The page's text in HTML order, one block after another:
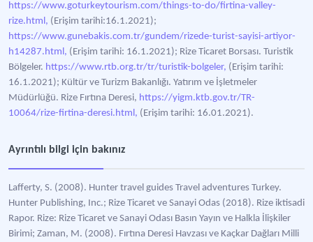
https://www.goturkeytourism.com/things-to-do/firtina-valley-
rize.html, (Erişim tarihi:16.1.2021);
https://www.gunebakis.com.tr/gundem/rizede-turist-sayisi-artiyor-
h14287.html, (Erişim tarihi: 16.1.2021); Rize Ticaret Borsası. Turistik
Bölgeler. https://www.rtb.org.tr/tr/turistik-bolgeler, (Erişim tarihi:
16.1.2021); Kültür ve Turizm Bakanlığı. Yatırım ve İşletmeler
Müdürlüğü. Rize Fırtına Deresi, https://yigm.ktb.gov.tr/TR-
10064/rize-firtina-deresi.html, (Erişim tarihi: 16.01.2021).
Ayrıntılı bilgi için bakınız
Lafferty, S. (2008). Hunter travel guides Travel adventures Turkey.
Hunter Publishing, Inc.; Rize Ticaret ve Sanayi Odas (2018). Rize iktisadi
Rapor. Rize: Rize Ticaret ve Sanayi Odası Basın Yayın ve Halkla İlişkiler
Birimi; Zaman, M. (2008). Fırtına Deresi Havzası ve Kaçkar Dağları Milli